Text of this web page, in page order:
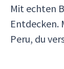
Mit echten
Entdecken.
Peru, du